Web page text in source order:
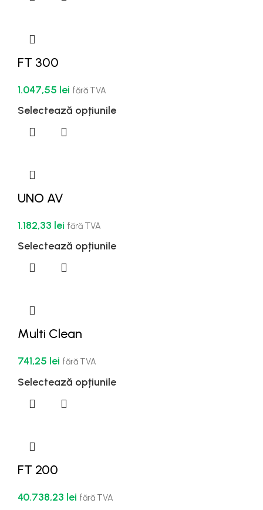
FT 300
1.047,55 lei fără TVA
Selectează opțiunile
UNO AV
1.182,33 lei fără TVA
Selectează opțiunile
Multi Clean
741,25 lei fără TVA
Selectează opțiunile
FT 200
40.738,23 lei fără TVA